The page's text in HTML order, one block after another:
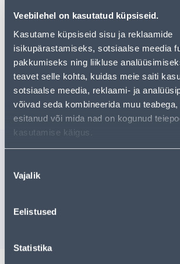
Veebilehel on kasutatud küpsiseid.
Kasutame küpsiseid sisu ja reklaamide
isikupärastamiseks, sotsiaalse meedia
pakkumiseks ning liikluse
teavet selle kohta, kuidas meie saiti
sotsiaalse meedia, reklaami- ja
võivad seda kombineerida muu
esitanud või mida nad on kogunud
kasutamise käigus.
valik
Vajalik
Eelistused
Statistika
uurimistööd saate jätkata, naastes
kasutades meie võimsat
veelgi meelepärasemad valikuid. Head
Tarne pole võimalik
Sarnased tooted